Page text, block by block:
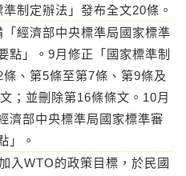
制定辦法」發布全文20條。
經濟部中央標準局國家標準
點」。9月修正「國家標準制
、第5條至第7條、第9條及
；並刪除第16條條文。10月
濟部中央標準局國家標準審
」。
入WTO的政策目標，於民國